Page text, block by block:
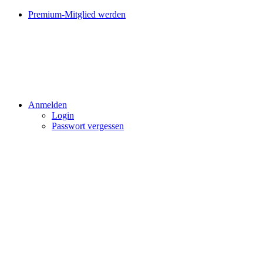
Premium-Mitglied werden
Anmelden
Login
Passwort vergessen